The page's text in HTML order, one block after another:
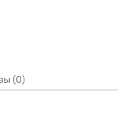
(0)